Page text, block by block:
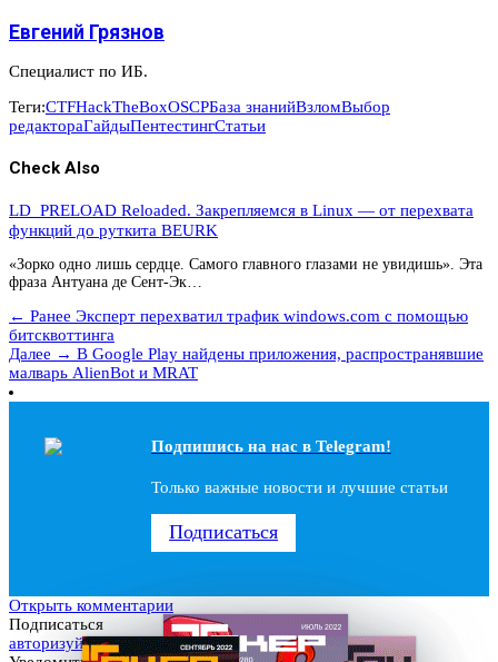
Евгений Грязнов
Специалист по ИБ.
Теги:CTFHackTheBoxOSCPБаза знанийВзломВыбор
редактораГайдыПентестингСтатьи
Check Also
LD_PRELOAD Reloaded. Закрепляемся в Linux — от перехвата
функций до руткита BEURK
«Зорко одно лишь сердце. Самого главного глазами не увидишь». Эта
фраза Антуана де Сент-Эк…
← Ранее Эксперт перехватил трафик windows.com с помощью
битсквоттинга
Далее → В Google Play найдены приложения, распространявшие
малварь AlienBot и MRAT
Подпишись на наc в Telegram!
Только важные новости и лучшие статьи
Подписаться
Открыть комментарии
Подписаться
авторизуйтесь